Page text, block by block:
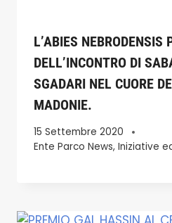
L’ABIES NEBRODENSIS
DELL’INCONTRO DI
SGADARI NEL CUORE
MADONIE.
15 Settembre 2020
Ente Parco News, Iniziative